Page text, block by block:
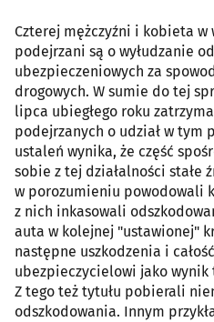
Czterej mężczyźni i kobieta w
podejrzani są o wyłudzanie
ubezpieczeniowych za
drogowych. W sumie do tej
lipca ubiegłego roku
podejrzanych o udział w tym
ustaleń wynika, że część
sobie z tej działalności stałe
w porozumieniu powodowali
z nich inkasowali
auta w kolejnej "ustawionej"
następne uszkodzenia i
ubezpieczycielowi jako
Z tego też tytułu pobierali
odszkodowania. Innym